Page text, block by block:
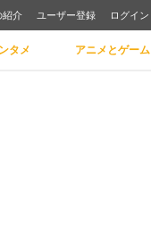
紹介 ユーザー登録 ログイン
タメ アニメとゲーム